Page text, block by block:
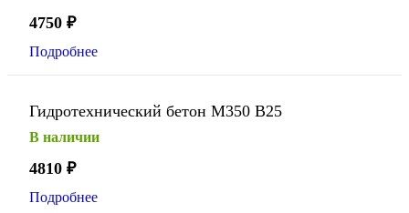
4750 ₽
Подробнее
Гидротехнический бетон М350 В25
В наличии
4810 ₽
Подробнее